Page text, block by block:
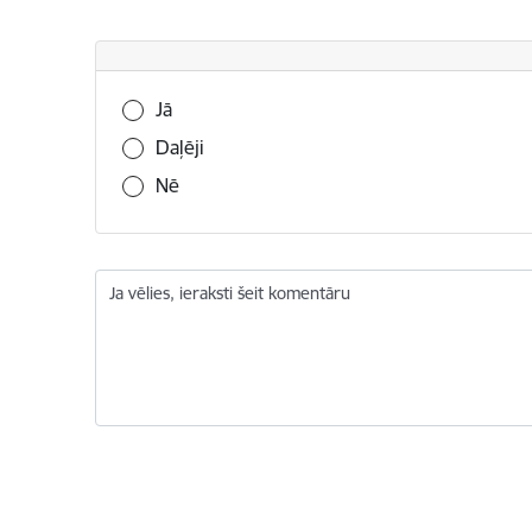
Vai šī informācija bija noderīga?
Jā
Daļēji
Nē
Ja vēlies, ieraksti šeit komentāru